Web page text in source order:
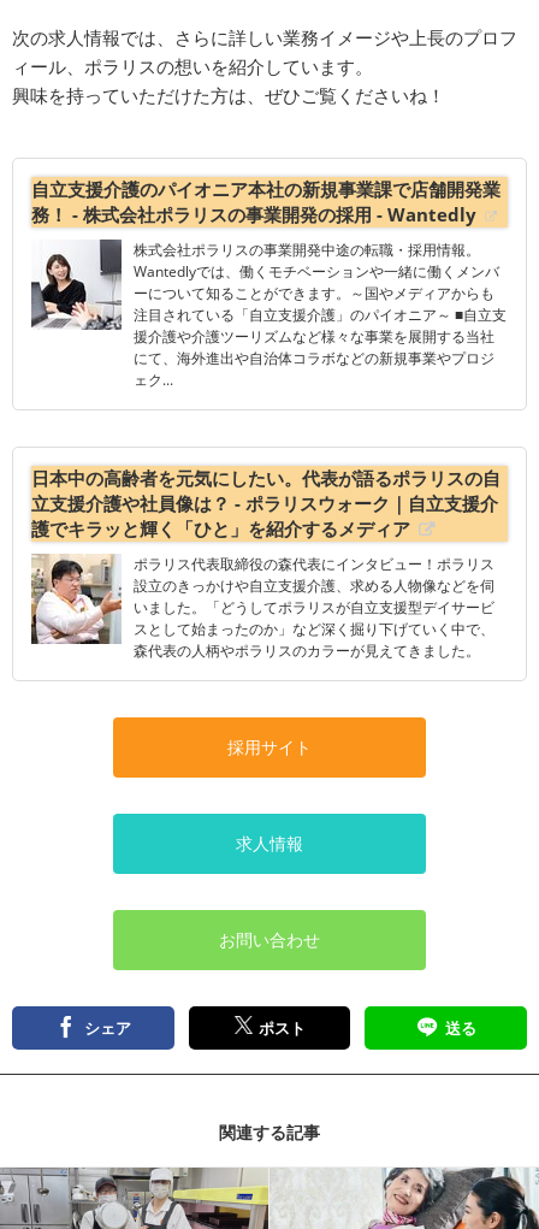
次の求人情報では、さらに詳しい業務イメージや上長のプロフ
ィール、ポラリスの想いを紹介しています。
興味を持っていただけた方は、ぜひご覧くださいね！
自立支援介護のパイオニア本社の新規事業課で店舗開発業
務！ - 株式会社ポラリスの事業開発の採用 - Wantedly
株式会社ポラリスの事業開発中途の転職・採用情報。
Wantedlyでは、働くモチベーションや一緒に働くメンバ
ーについて知ることができます。～国やメディアからも
注目されている「自立支援介護」のパイオニア～ ■自立支
援介護や介護ツーリズムなど様々な事業を展開する当社
にて、海外進出や自治体コラボなどの新規事業やプロジ
ェク...
日本中の高齢者を元気にしたい。代表が語るポラリスの自
立支援介護や社員像は？ - ポラリスウォーク｜自立支援介
護でキラッと輝く「ひと」を紹介するメディア
ポラリス代表取締役の森代表にインタビュー！ポラリス
設立のきっかけや自立支援介護、求める人物像などを伺
いました。「どうしてポラリスが自立支援型デイサービ
スとして始まったのか」など深く掘り下げていく中で、
森代表の人柄やポラリスのカラーが見えてきました。
採用サイト
求人情報
お問い合わせ
シェア ポスト 送る
関連する記事
記事を読む